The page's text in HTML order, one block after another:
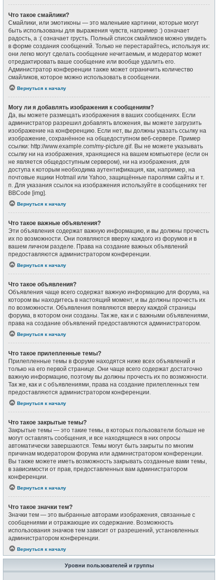
Что такое смайлики?
Смайлики, или эмотиконы — это маленькие картинки, которые могут
быть использованы для выражения чувств, например :) означает
радость, а :( означает грусть. Полный список смайликов можно увидеть
в форме создания сообщений. Только не перестарайтесь, используя их:
они легко могут сделать сообщение нечитаемым, и модератор может
отредактировать ваше сообщение или вообще удалить его.
Администратор конференции также может ограничить количество
смайликов, которое можно использовать в сообщении.
Вернуться к началу
Могу ли я добавлять изображения к сообщениям?
Да, вы можете размещать изображения в ваших сообщениях. Если
администратор разрешил добавлять вложения, вы можете загрузить
изображение на конференцию. Если нет, вы должны указать ссылку на
изображение, сохранённое на общедоступном веб-сервере. Пример
ссылки: http://www.example.com/my-picture.gif. Вы не можете указывать
ссылку ни на изображения, хранящиеся на вашем компьютере (если он
не является общедоступным сервером), ни на изображения, для
доступа к которым необходима аутентификация, как, например, на
почтовые ящики Hotmail или Yahoo, защищённые паролями сайты и т.
п. Для указания ссылок на изображения используйте в сообщениях тег
BBCode [img].
Вернуться к началу
Что такое важные объявления?
Эти объявления содержат важную информацию, и вы должны прочесть
их по возможности. Они появляются вверху каждого из форумов и в
вашем личном разделе. Права на создание важных объявлений
предоставляются администратором конференции.
Вернуться к началу
Что такое объявления?
Объявления чаще всего содержат важную информацию для форума, на
котором вы находитесь в настоящий момент, и вы должны прочесть их
по возможности. Объявления появляются вверху каждой страницы
форума, в котором они созданы. Так же, как и с важными объявлениями,
права на создание объявлений предоставляются администратором.
Вернуться к началу
Что такое прилепленные темы?
Прилепленные темы в форуме находятся ниже всех объявлений и
только на его первой странице. Они чаще всего содержат достаточно
важную информацию, поэтому вы должны прочесть их по возможности.
Так же, как и с объявлениями, права на создание прилепленных тем
предоставляются администратором конференции.
Вернуться к началу
Что такое закрытые темы?
Закрытые темы — это такие темы, в которых пользователи больше не
могут оставлять сообщения, и все находящиеся в них опросы
автоматически завершаются. Темы могут быть закрыты по многим
причинам модератором форума или администратором конференции.
Вы также можете иметь возможность закрывать созданные вами темы,
в зависимости от прав, предоставленных вам администратором
конференции.
Вернуться к началу
Что такое значки тем?
Значки тем — это выбранные авторами изображения, связанные с
сообщениями и отражающие их содержание. Возможность
использования значков тем зависит от разрешений, установленных
администратором конференции.
Вернуться к началу
Уровни пользователей и группы